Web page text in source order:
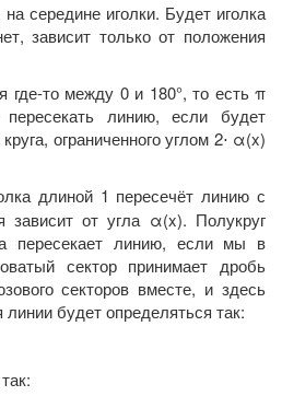
середине иголки. Будет иголка
зависит только от положения
где-то между 0 и 180°, то есть π
линию, если будет
ограниченного углом 2⋅ α(x)
длиной 1 пересечёт линию с
зависит от угла α(x). Полукруг
пересекает линию, если мы в
сектор принимает дробь
секторов вместе, и здесь
линии будет определяться так: